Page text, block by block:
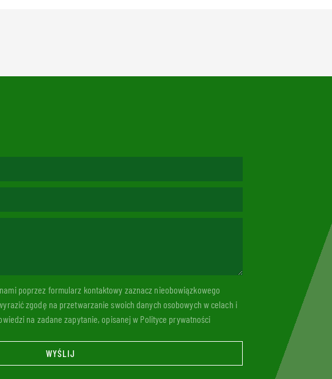
poprzez formularz kontaktowy zaznacz nieobowiązkowego
zgodę na przetwarzanie swoich danych osobowych w celach i
na zadane zapytanie, opisanej w Polityce prywatności
WYŚLIJ